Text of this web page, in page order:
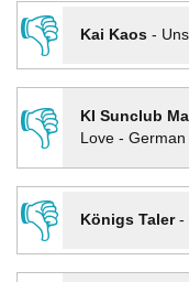
👎
Kai Kaos-
👎
KI Sunclub
Love - German
👎
Königs Taler-